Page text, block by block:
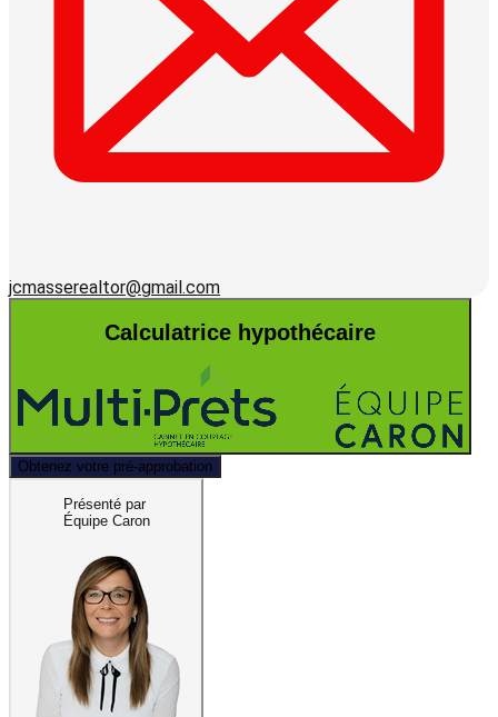
jcmasserealtor@gmail.com
Calculatrice hypothécaire
Obtenez votre pré-approbation
Présenté par
Équipe Caron